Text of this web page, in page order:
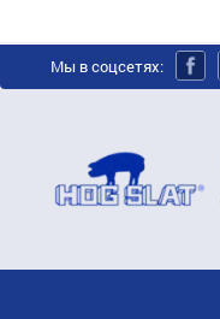
Мы в соцсетях: